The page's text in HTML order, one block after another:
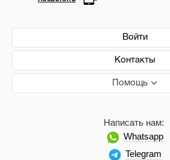
Войти
Контакты
Помощь
Написать нам:
Whatsapp
Telegram